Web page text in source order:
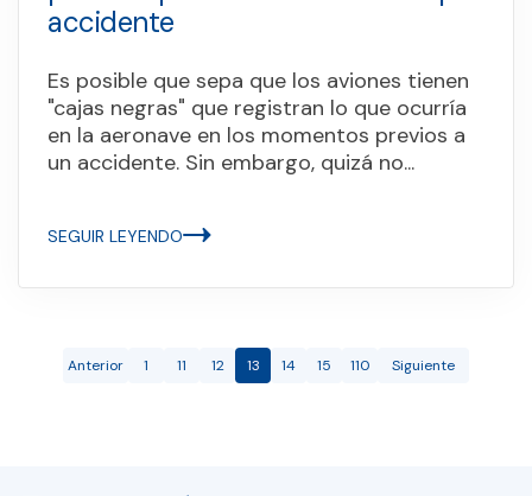
accidente
Es posible que sepa que los aviones tienen
"cajas negras" que registran lo que ocurría
en la aeronave en los momentos previos a
un accidente. Sin embargo, quizá no...
SEGUIR LEYENDO
Anterior 1 11 12 13 14 15 110 Siguiente